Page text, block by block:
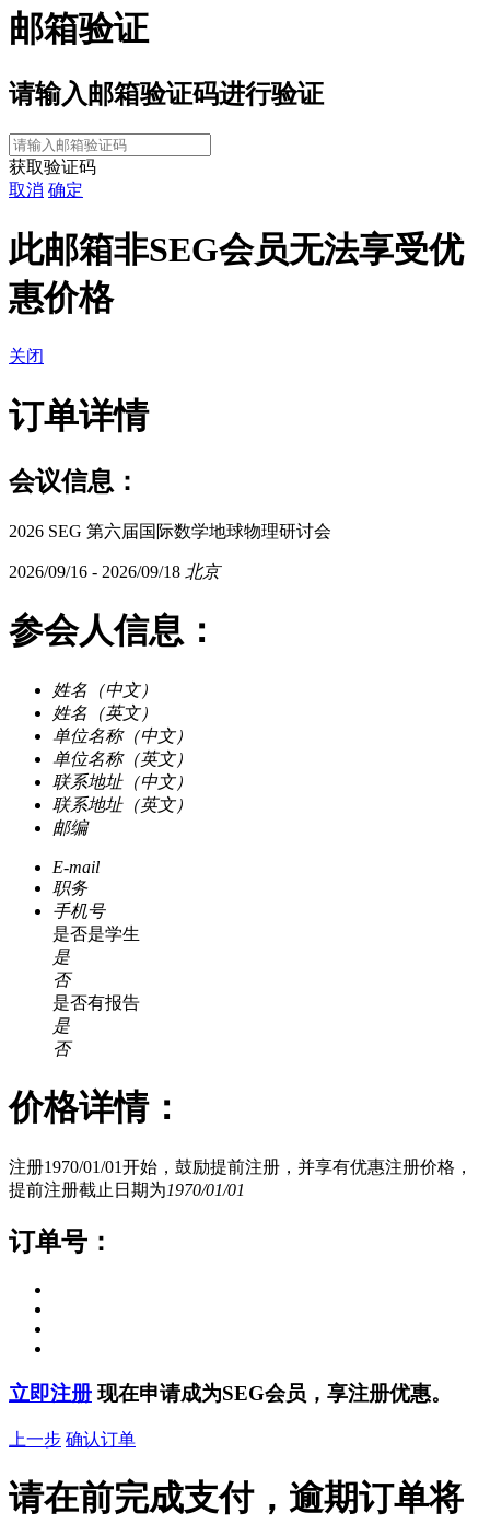
邮箱验证
请输入邮箱验证码进行验证
获取验证码
取消 确定
此邮箱非SEG会员无法享受优
惠价格
关闭
订单详情
会议信息：
2026 SEG 第六届国际数学地球物理研讨会
2026/09/16 - 2026/09/18 北京
参会人信息：
姓名（中文）
姓名（英文）
单位名称（中文）
单位名称（英文）
联系地址（中文）
联系地址（英文）
邮编
E-mail
职务
手机号
是否是学生
是
否
是否有报告
是
否
价格详情：
注册1970/01/01开始，鼓励提前注册，并享有优惠注册价格，
提前注册截止日期为1970/01/01
订单号：
立即注册 现在申请成为SEG会员，享注册优惠。
上一步 确认订单
请在前完成支付，逾期订单将